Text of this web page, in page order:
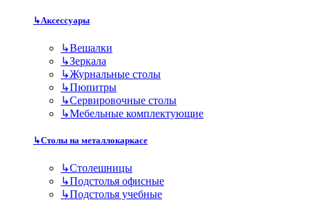
↳Аксессуары
↳Вешалки
↳Зеркала
↳Журнальные столы
↳Пюпитры
↳Сервировочные столы
↳Мебельные комплектующие
↳Столы на металлокаркасе
↳Столешницы
↳Подстолья офисные
↳Подстолья учебные